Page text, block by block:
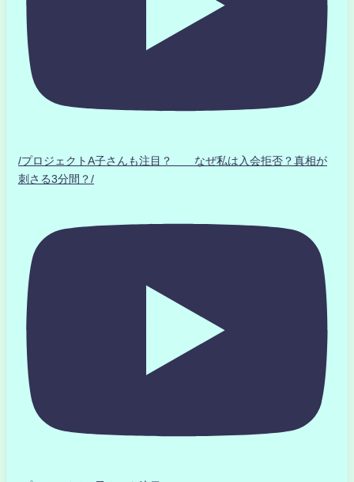
/プロジェクトA子さんも注目？ なぜ私は入会拒否？真相が
刺さる3分間？/